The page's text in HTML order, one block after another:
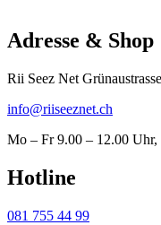
Adresse & Shop
Rii Seez Net
info@riiseeznet.ch
Mo – Fr 9.00 – 12.00
Hotline
081 755 44 99